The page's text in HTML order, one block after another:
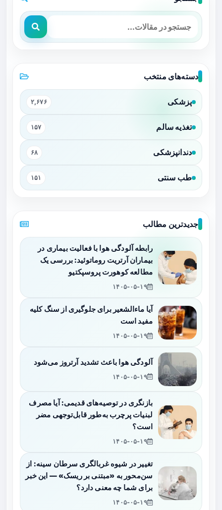
دسته‌های منتخب
پزشکی ۲,۶۷۶
تغذیه سالم ۱۵۷
دندانپزشکی ۶۸
طب سنتی ۱۵۱
جدیدترین مطالب
رابطه آلودگی هوا با فعالیت بیماری در
بیماران آرتریت روماتوئید: بررسی یک
مطالعه کوهورت پروسپکتیو
۱۴۰۵-۰۵-۱۹
آیا ماءالشعیر برای جلوگیری از سنگ کلیه
مفید است
۱۴۰۵-۰۵-۱۹
آلودگی هوا باعث تشدید آرتروز می‌شود
۱۴۰۵-۰۵-۱۹
بازنگری در توصیه‌های قدیمی: آیا مصرف
لبنیات پرچرب به‌طور قابل‌توجهی مضر
است؟
۱۴۰۵-۰۵-۱۹
تغییر در شیوه غربالگری سرطان سینه: از
سن‌محور به «مبتنی بر ریسک» — این خبر
برای شما چه معنی دارد؟
۱۴۰۵-۰۵-۱۹